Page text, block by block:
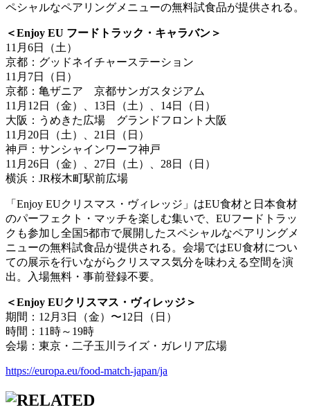
ペシャルなペアリングメニューの無料試食品が提供される。
＜Enjoy EU フードトラック・キャラバン＞
11月6日（土）
京都：グッドネイチャーステーション
11月7日（日）
京都：亀ザニア 京都サンガスタジアム
11月12日（金）、13日（土）、14日（日）
大阪：うめきた広場 グランドフロント大阪
11月20日（土）、21日（日）
神戸：サンシャインワーフ神戸
11月26日（金）、27日（土）、28日（日）
横浜：JR桜木町駅前広場
「Enjoy EUクリスマス・ヴィレッジ」はEU食材と日本食材
のパーフェクト・マッチを楽しむ集いで、EUフードトラッ
クも参加し全国5都市で展開したスペシャルなペアリングメ
ニューの無料試食品が提供される。会場ではEU食材につい
ての展示を行いながらクリスマス気分を味わえる空間を演
出。入場無料・事前登録不要。
＜Enjoy EUクリスマス・ヴィレッジ＞
期間：12月3日（金）〜12日（日）
時間：11時～19時
会場：東京・二子玉川ライズ・ガレリア広場
https://europa.eu/food-match-japan/ja